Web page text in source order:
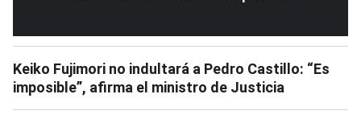
Keiko Fujimori no indultará a Pedro Castillo: “Es
imposible”, afirma el ministro de Justicia